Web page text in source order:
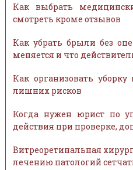
Как выбрать
смотреть кроме отзывов
Как убрать брыли без
меняется и что
Как организовать
лишних рисков
Когда нужен юрист по
действия при проверке,
Витреоретинальная
лечению патологий